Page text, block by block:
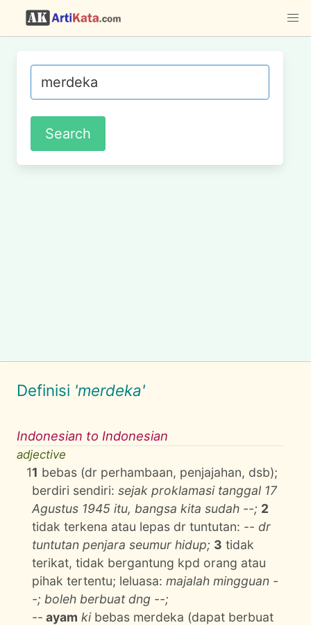
Definisi 'merdeka'
Indonesian to Indonesian
adjective
11 bebas (dr perhambaan, penjajahan, dsb);
berdiri sendiri:sejak proklamasi tanggal 17
Agustus 1945 itu, bangsa kita sudah --; 2
tidak terkena atau lepas dr tuntutan: -- dr
tuntutan penjara seumur hidup; 3 tidak
terikat, tidak bergantung kpd orang atau
pihak tertentu; leluasa:majalah mingguan -
-; boleh berbuat dng --;
-- ayam kibebas merdeka (dapat berbuat